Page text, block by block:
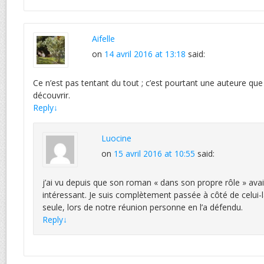
Aifelle
on 14 avril 2016 at 13:18 said:
Ce n’est pas tentant du tout ; c’est pourtant une auteure
découvrir.
Reply↓
Luocine
on 15 avril 2016 at 10:55 said:
j’ai vu depuis que son roman « dans son propre rôle »
intéressant. Je suis complètement passée à côté de celui-
seule, lors de notre réunion personne en l’a défendu.
Reply↓